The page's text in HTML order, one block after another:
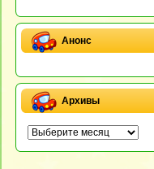
Анонс
Архивы